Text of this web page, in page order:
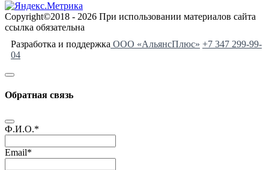
Copyright©2018 - 2026 При использовании материалов сайта
ссылка обязательна
Разработка и поддержка ООО «АльянсПлюс» +7 347 299-99-
04
Обратная связь
Ф.И.О.*
Email*